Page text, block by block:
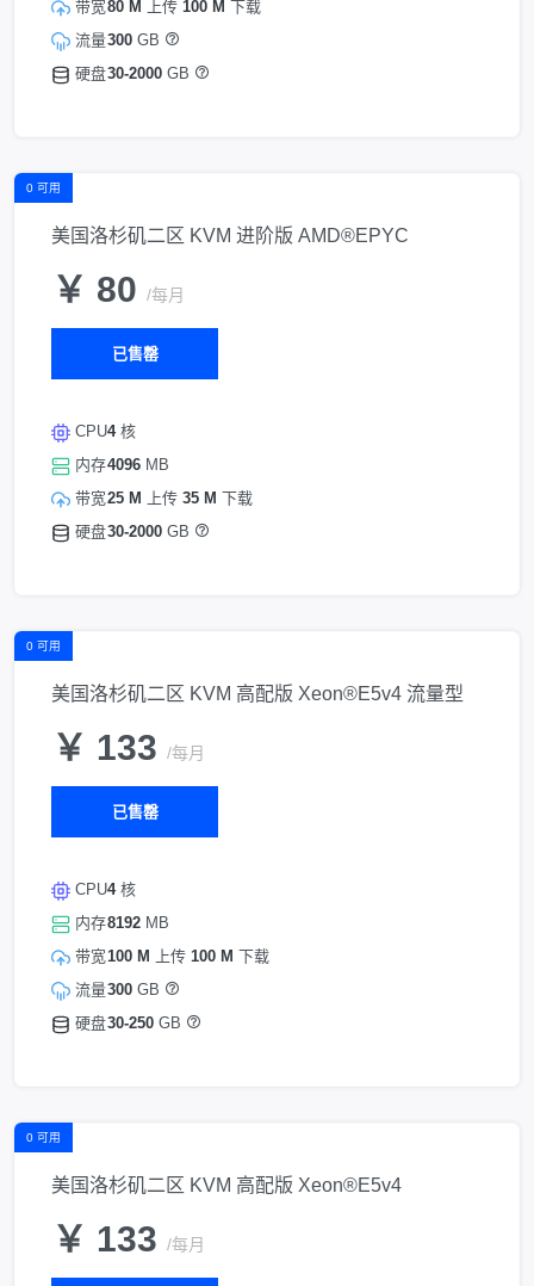
带宽
流量
硬盘
80 M 上传 100 M 下载
300 GB
30-2000 GB
0 可用
美国洛杉矶二区 KVM 进阶版 AMD®EPYC
￥ 80 /每月
已售罄
CPU
内存
带宽
硬盘
4核
4096 MB
25 M
上传 35 M 下载
30-2000 GB
0 可用
美国洛杉矶二区 KVM 高配版 Xeon®E5v4 流量型
￥ 133 /每月
已售罄
CPU
内存
带宽
流量
硬盘
4核
8192 MB
100 M
上传 100 M 下载
300 GB
30-250 GB
0 可用
美国洛杉矶二区 KVM 高配版 Xeon®E5v4
￥ 133 /每月